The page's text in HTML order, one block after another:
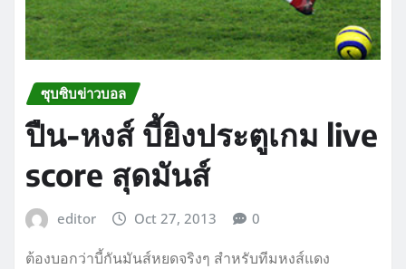
ซุบซิบข่าวบอล
ปืน-หงส์ บี้ยิงประตูเกม live
score สุดมันส์
editor Oct 27, 2013 0
ต้องบอกว่าบี้กันมันส์หยดจริงๆ สำหรับทีมหงส์แดง